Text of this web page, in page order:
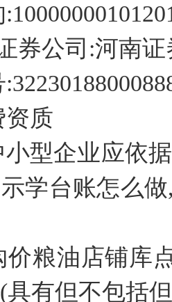
券公司:河南
资质
小型企业应依
学台账怎么
价粮油店铺库
具有但不包括